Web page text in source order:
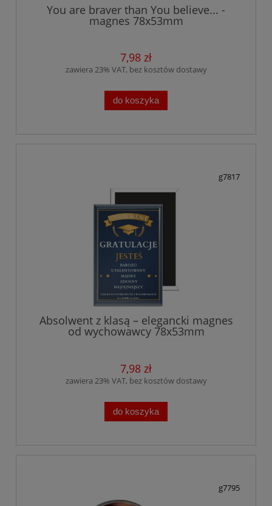
You are braver than You believe... -
magnes 78x53mm
7,98 zł
zawiera 23% VAT, bez kosztów dostawy
do koszyka
g7817
Absolwent z klasą – elegancki magnes
od wychowawcy 78x53mm
7,98 zł
zawiera 23% VAT, bez kosztów dostawy
do koszyka
g7795